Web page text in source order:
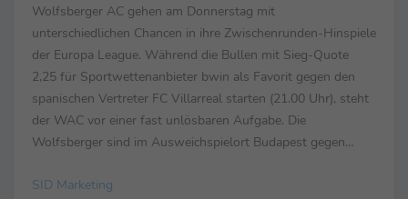
Wolfsberger AC gehen am Donnerstag mit
unterschiedlichen Chancen in ihre Zwischenrunden-Hinspiele
der Europa League. Während die Bullen mit Sieg-Quote
2,25 für Sportwettenanbieter bwin als Favorit gegen den
spanischen Vertreter FC Villarreal starten (21.00 Uhr), steht
der WAC vor einer fast unlösbaren Aufgabe. Die
Wolfsberger sind im Ausweichspielort Budapest gegen
Gelingt dem ...
SID Marketing